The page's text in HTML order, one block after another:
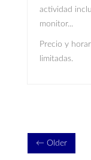
actividad
monitor...
Precio y
limitadas.
← Older